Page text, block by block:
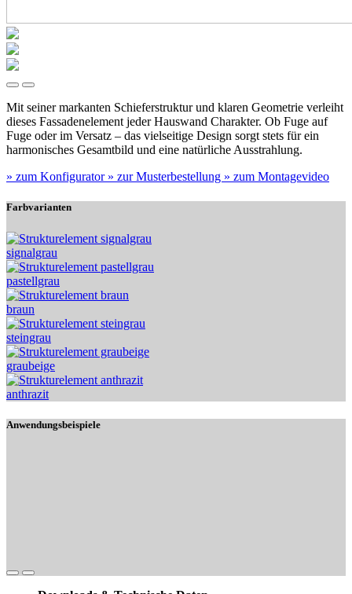
Mit seiner markanten Schieferstruktur und klaren Geometrie verleiht
dieses Fassadenelement jeder Hauswand Charakter. Ob Fuge auf
Fuge oder im Versatz – das vielseitige Design sorgt stets für ein
harmonisches Gesamtbild und eine natürliche Ausstrahlung.
» zum Konfigurator » zur Musterbestellung » zum Montagevideo
Farbvarianten
signalgrau
pastellgrau
braun
steingrau
graubeige
anthrazit
Anwendungsbeispiele